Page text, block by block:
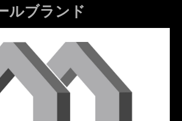
ルブランド